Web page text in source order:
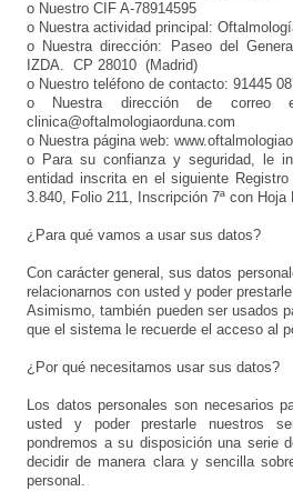
o Nuestro CIF A-78914595
o Nuestra actividad principal:
o Nuestra dirección: Paseo del
IZDA. CP 28010 (Madrid)
o Nuestro teléfono de contacto: 91445
o Nuestra dirección de correo
clinica@oftalmologiaorduna.com
o Nuestra página web:
o Para su confianza y seguridad, le
entidad inscrita en el siguiente
3.840, Folio 211, Inscripción 7ª con Hoja
¿Para qué vamos a usar sus datos?
Con carácter general, sus datos
relacionarnos con usted y poder
Asimismo, también pueden ser usados
que el sistema le recuerde el acceso al
¿Por qué necesitamos usar sus datos?
Los datos personales son necesarios
usted y poder prestarle nuestros
pondremos a su disposición una serie
decidir de manera clara y sencilla
personal.